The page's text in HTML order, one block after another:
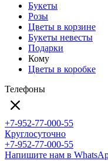
Букеты
Розы
Цветы в корзине
Букеты невесты
Подарки
Кому
Цветы в коробке
Телефоны
+7-952-77-000-55
Круглосуточно
+7-952-77-000-55
Напишите нам в